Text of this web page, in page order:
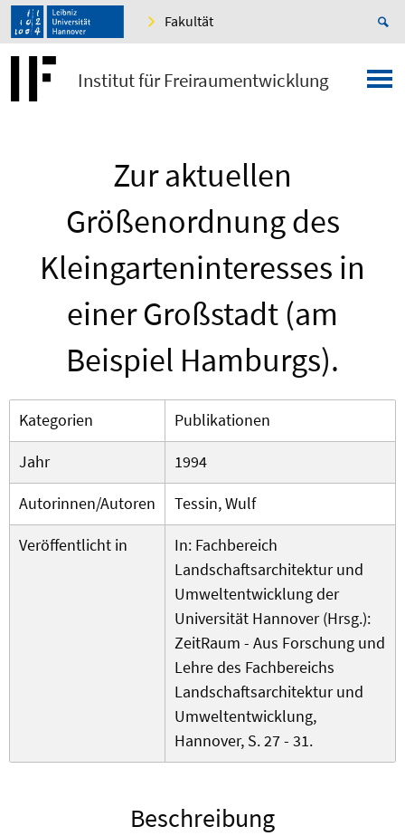
Fakultät
Institut für Freiraumentwicklung
Zur aktuellen
Größenordnung des
Kleingarteninteresses in
einer Großstadt (am
Beispiel Hamburgs).
Kategorien
Publikationen
Jahr
1994
Autorinnen/Autoren
Tessin, Wulf
Veröffentlicht in
In: Fachbereich
Landschaftsarchitektur und
Umweltentwicklung der
Universität Hannover (Hrsg.):
ZeitRaum - Aus Forschung und
Lehre des Fachbereichs
Landschaftsarchitektur und
Umweltentwicklung,
Hannover, S. 27 - 31.
Beschreibung